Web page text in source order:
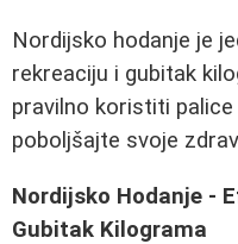
Nordijsko hodanje je
rekreaciju i gubitak
pravilno koristiti
poboljšajte svoje
Nordijsko Hodanje -
Gubitak Kilograma